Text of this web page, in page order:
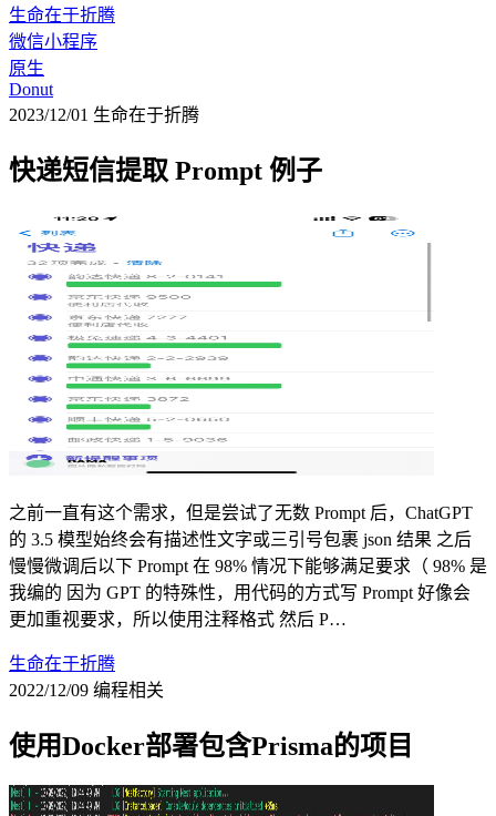
生命在于折腾
微信小程序
原生
Donut
2023/12/01 生命在于折腾
快递短信提取 Prompt 例子
之前一直有这个需求，但是尝试了无数 Prompt 后，ChatGPT
的 3.5 模型始终会有描述性文字或三引号包裹 json 结果 之后
慢慢微调后以下 Prompt 在 98% 情况下能够满足要求（ 98% 是
我编的 因为 GPT 的特殊性，用代码的方式写 Prompt 好像会
更加重视要求，所以使用注释格式 然后 P…
生命在于折腾
2022/12/09 编程相关
使用Docker部署包含Prisma的项目